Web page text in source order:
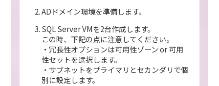
ADドメイン環境を準備します。
SQL Server VMを2台作成します。
この時、下記の点に注意してください。
・冗長性オプションは可用性ゾーン or 可用
性セットを選択します。
・サブネットをプライマリとセカンダリで個
別に設定します。